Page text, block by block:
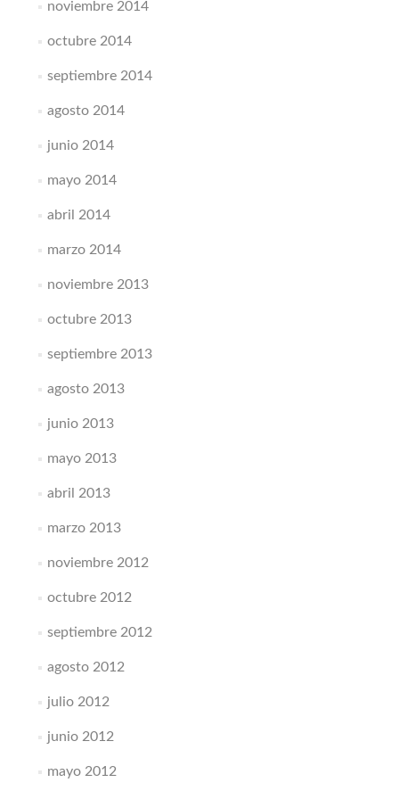
noviembre 2014
octubre 2014
septiembre 2014
agosto 2014
junio 2014
mayo 2014
abril 2014
marzo 2014
noviembre 2013
octubre 2013
septiembre 2013
agosto 2013
junio 2013
mayo 2013
abril 2013
marzo 2013
noviembre 2012
octubre 2012
septiembre 2012
agosto 2012
julio 2012
junio 2012
mayo 2012